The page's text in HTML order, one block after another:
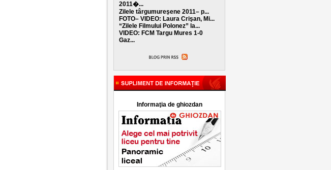
2011�...
Zilele târgumureşene 2011– p...
FOTO– VIDEO: Laura Crişan, Mi...
“Zilele Filmului Polonez” la...
VIDEO: FCM Targu Mures 1-0
Gaz...
Informaţia de ghiozdan